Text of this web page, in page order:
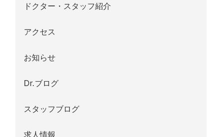
ドクター・スタッフ紹介
アクセス
お知らせ
Dr.ブログ
スタッフブログ
求人情報